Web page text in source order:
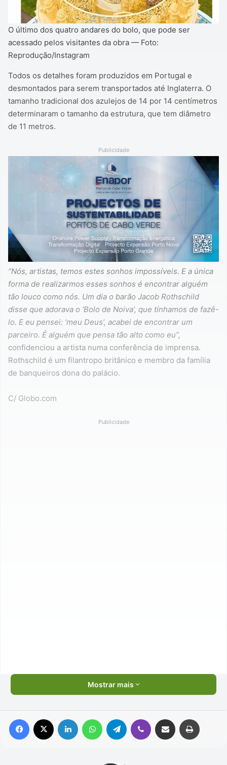
O último dos quatro andares do bolo, que pode ser
acessado pelos visitantes da obra — Foto:
Reprodução/Instagram
Todos os detalhes foram produzidos em Portugal e
desmontados para serem transportados até Inglaterra. O
tamanho tradicional dos azulejos de 14 por 14 centímetros
determinaram o tamanho da estrutura, que tem diâmetro
de 11 metros.
Publicidade
“Nós, artistas, temos estes sonhos impossíveis. E a única
forma de realizarmos esses sonhos é encontrar alguém
tão louco como nós. Um dia o barão Jacob Rothschild
disse que adorava o ‘Bolo de Noiva’, que tínhamos de fazê-
lo. E eu pensei: ‘meu Deus’, acabei de encontrar um
parceiro. É alguém que pensa tão alto como eu”,
confidenciou a artista numa conferência de imprensa.
Rothschild é um filantropo britânico e membro da família
de banqueiros dona do palácio.
C/ Globo.com
Publicidade
Mostrar mais
Facebook Linkedin WhatsAppTelegram Viber Compartilhar via e-mail